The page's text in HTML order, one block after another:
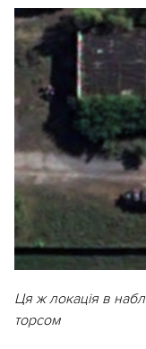
Ця ж локація в
торсом